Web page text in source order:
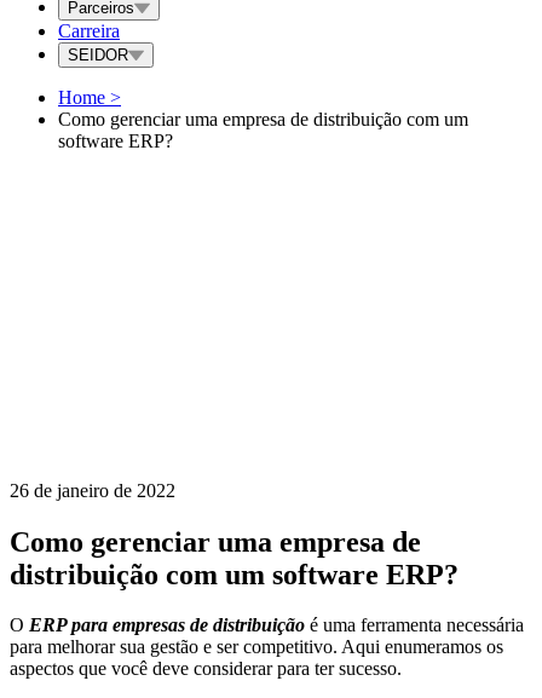
Parceiros
Carreira
SEIDOR
Home >
Como gerenciar uma empresa de distribuição com um
software ERP?
26 de janeiro de 2022
Como gerenciar uma empresa de
distribuição com um software ERP?
O ERP para empresas de distribuição é uma ferramenta necessária
para melhorar sua gestão e ser competitivo. Aqui enumeramos os
aspectos que você deve considerar para ter sucesso.